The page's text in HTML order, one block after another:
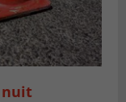
nuit